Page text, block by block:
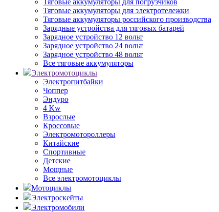
Тяговые аккумуляторы для погрузчиков
Тяговые аккумуляторы для электротележки
Тяговые аккумуляторы российского производства
Зарядные устройства для тяговых батарей
Зарядное устройство 12 вольт
Зарядное устройство 24 вольт
Зарядное устройство 48 вольт
Все тяговые аккумуляторы
Электромотоциклы
Электропитбайки
Чоппер
Эндуро
4 Kw
Взрослые
Кроссовые
Электромотороллеры
Китайские
Спортивные
Детские
Мощные
Все электромотоциклы
Мотоциклы
Электроскейты
Электромобили